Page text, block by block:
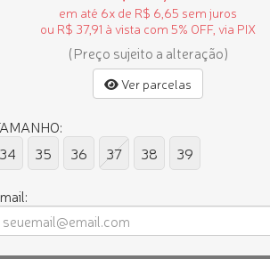
em até 6x de R$ 6,65 sem juros
ou R$ 37,91 à vista com 5% OFF, via PIX
(Preço sujeito a alteração)
Ver parcelas
34
35 36 37 38 39